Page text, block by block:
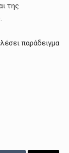
της
παράδειγμα